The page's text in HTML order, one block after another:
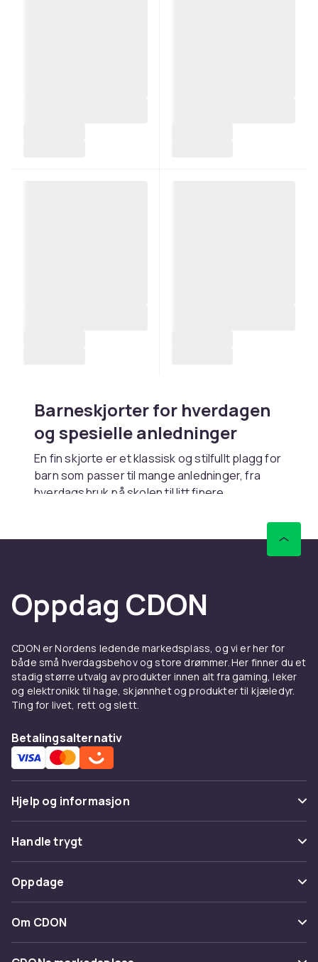
Barneskjorter for hverdagen
og spesielle anledninger
En fin skjorte er et klassisk og stilfullt plagg for
barn som passer til mange anledninger, fra
hverdagsbruk på skolen til litt finere
stiler og materialer, fra enkle og komfortable
Kombiner skjorter medkofter og
topper. Se hele sortimentet i skjorter og
Hverdagsskjorter for barn
En god hverdagsskjorte til barn skal være
komfortabel, pustbar og enkel å vaske.
seg pene og tåler hverdagens aktiviteter.
Rutete skjorter og striper er tidløse mønstre
Skjorter med lomme foran og knapper hele
en mer komfortabel passform til aktive barn.
Fine skjorter til spesielle
anledninger
Til konfirmasjon, bryllup, dåp og andre formelle
anledninger er en fin dressskjorte et must.
Oppdag CDON
CDON er Nordens ledende markedsplass, og vi er her for
både små hverdagsbehov og store drømmer. Her finner du et
stadig større utvalg av produkter innen alt fra gaming, leker
og elektronikk til hage, skjønnhet og produkter til kjæledyr.
Ting for livet, rett og slett.
Betalingsalternativ
Hjelp og informasjon
Vanlige spørsmål
Spor pakke
Angre & returner her
Kontakt oss
Handle trygt
Betaling
Levering
Oppdage
Kategorier
Varemerker
Om CDON
Om oss